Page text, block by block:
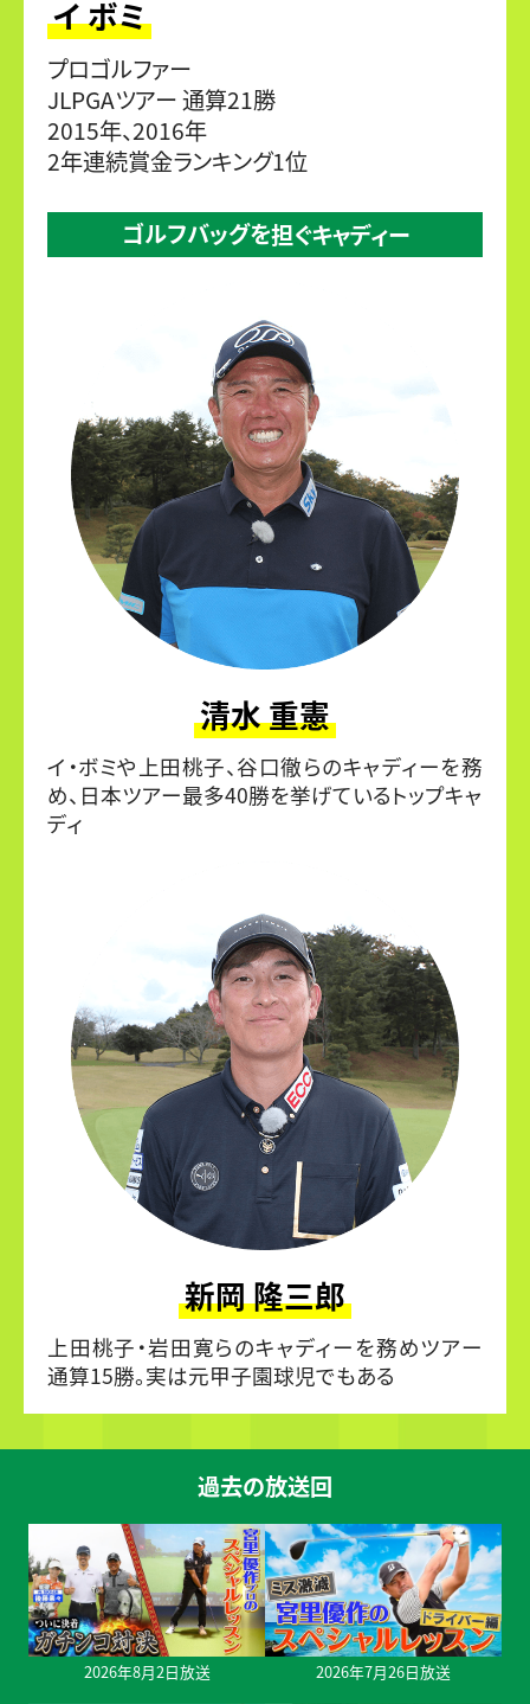
イ ボミ
プロゴルファー
JLPGAツアー 通算21勝
2015年、2016年
2年連続賞金ランキング1位
ゴルフバッグを担ぐキャディー
清水 重憲
イ・ボミや上田桃子、谷口徹らのキャディーを務
め、日本ツアー最多40勝を挙げているトップキャ
ディ
新岡 隆三郎
上田桃子・岩田寛らのキャディーを務めツアー
通算15勝。実は元甲子園球児でもある
過去の放送回
2026年8月2日放送 2026年7月26日放送